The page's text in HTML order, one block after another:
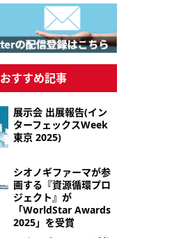
おすすめ記事
展示会 出展報告(イン
ターフェックスWeek
東京 2025)
シオノギファーマが参
画する『資源循環プロ
ジェクト』が
「WorldStar Awards
2025」を受賞